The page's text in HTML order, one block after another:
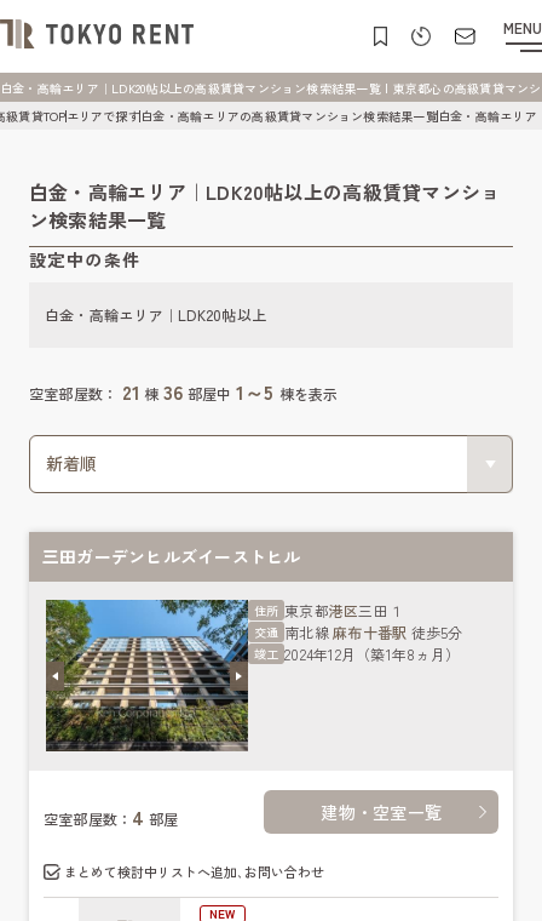
MENU
白金・高輪エリア｜LDK20帖以上の高級賃貸マンション検索結果一覧 | 東京都心の高級賃貸マン
級賃貸TOPエリアで探す白金・高輪エリアの高級賃貸マンション検索結果一覧白金・高輪エリア
白金・高輪エリア｜LDK20帖以上の高級賃貸マンショ
ン検索結果一覧
設定中の条件
空室部屋数： 21 棟 36 部屋中 1～5 棟を表示
白金・高輪エリア｜LDK20帖以上
三田ガーデンヒルズイーストヒル
住所 東京都港区三田１
交通 南北線麻布十番駅 徒歩5分
竣工 2024年12月（築1年8ヵ月）
空室部屋数： 4 部屋 建物・空室一覧
まとめて検討中リストへ追加､お問い合わせ
NEW